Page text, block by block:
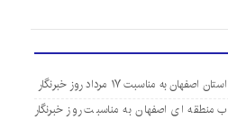
به مناسبت ۱۷ مرداد روز خبرنگار
منطقه ای اصفهان به مناسبت روز خبرنگار